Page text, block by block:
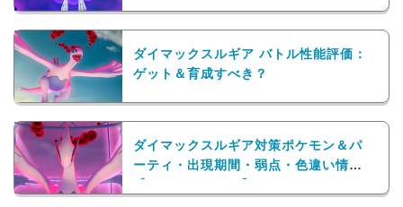
ダイマックスルギア バトル性能評価：
ゲット＆育成すべき？
ダイマックスルギア対策ポケモン＆パ
ーティ・出現期間・弱点・色違い情報